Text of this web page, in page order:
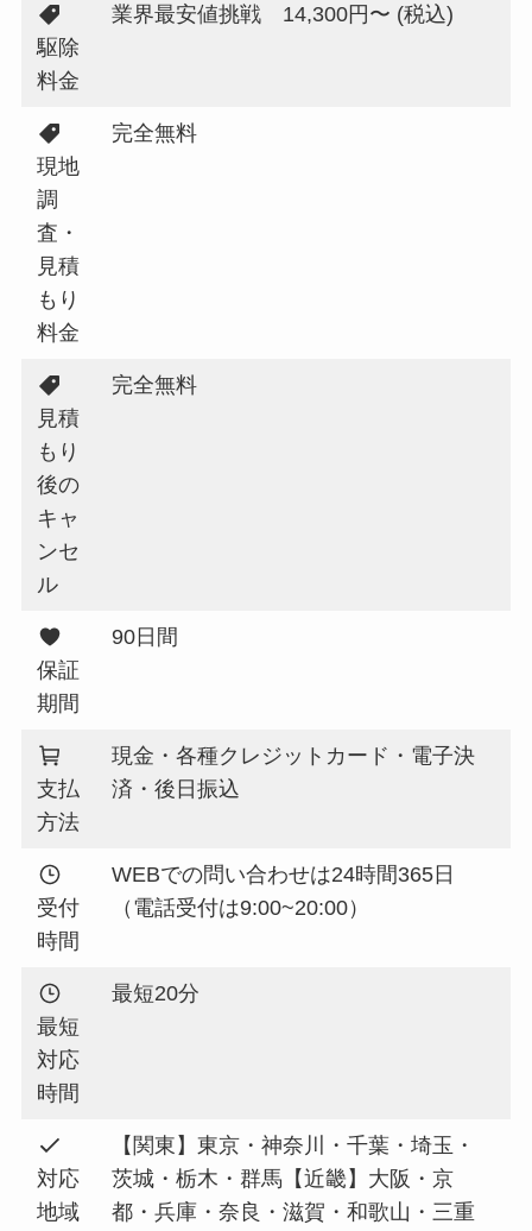
駆除
料金
業界最安値挑戦 14,300円〜 (税込)
現地
調
査・
見積
もり
料金
完全無料
見積
もり
後の
キャ
ンセ
ル
完全無料
保証
期間
90日間
支払
方法
現金・各種クレジットカード・電子決
済・後日振込
受付
時間
WEBでの問い合わせは24時間365日
（電話受付は9:00~20:00）
最短
対応
時間
最短20分
対応
地域
【関東】東京・神奈川・千葉・埼玉・
茨城・栃木・群馬【近畿】大阪・京
都・兵庫・奈良・滋賀・和歌山・三重